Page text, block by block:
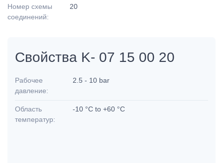
Номер схемы
соединений:
20
Свойства K- 07 15 00 20
Рабочее
давление:
2.5 - 10 bar
Область
температур:
-10 °C to +60 °C